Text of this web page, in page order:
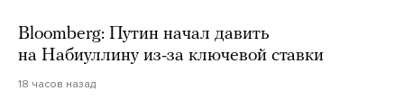
Bloomberg: Путин начал давить
на Набиуллину из-за ключевой ставки
18 часов назад